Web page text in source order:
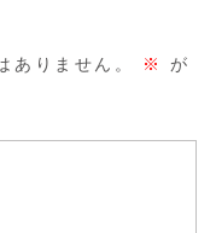
ありません。 ※
が